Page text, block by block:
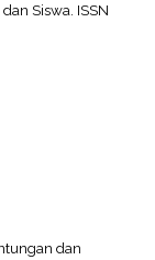
Siswa. ISSN
dan